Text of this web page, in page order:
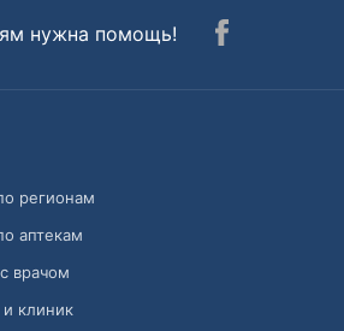
нужна помощь!
регионам
аптекам
врачом
клиник